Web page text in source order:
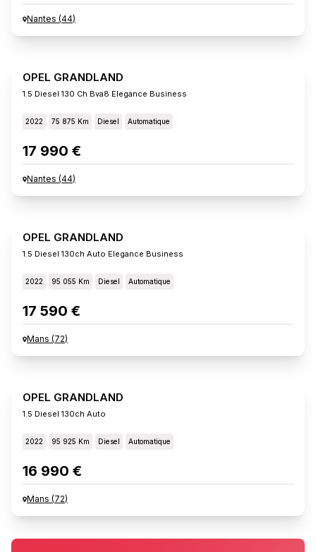
Nantes (44)
OPEL GRANDLAND
1.5 Diesel 130 Ch Bva8 Elegance Business
2022 75 875 Km Diesel Automatique
17 990 €
Nantes (44)
OPEL GRANDLAND
1.5 Diesel 130ch Auto Elegance Business
2022 95 055 Km Diesel Automatique
17 590 €
Mans (72)
OPEL GRANDLAND
1.5 Diesel 130ch Auto
2022 95 925 Km Diesel Automatique
16 990 €
Mans (72)